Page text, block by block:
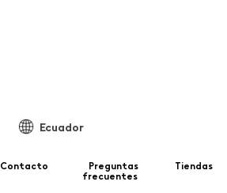
Ecuador
Contacto
Preguntas
frecuentes
Tiendas